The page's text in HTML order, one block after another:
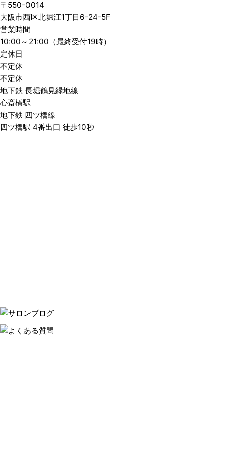
〒550-0014
大阪市西区北堀江1丁目6-24-5F
営業時間
10:00～21:00（最終受付19時）
定休日
不定休
不定休
地下鉄 長堀鶴見緑地線
心斎橋駅
地下鉄 四ツ橋線
四ツ橋駅 4番出口 徒歩10秒